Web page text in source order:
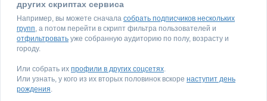
других скриптах сервиса
Например, вы можете сначала собрать подписчиков нескольких
групп, а потом перейти в скрипт фильтра пользователей и
отфильтровать уже собранную аудиторию по полу, возрасту и
городу.
Или собрать их профили в других соцсетях.
Или узнать, у кого из их вторых половинок вскоре наступит день
рождения.